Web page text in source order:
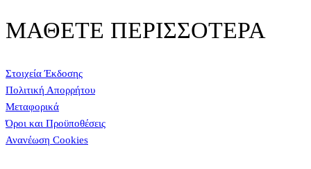
ΜΑΘΕΤΕ ΠΕΡΙΣΣΟΤΕΡΑ
Στοιχεία Έκδοσης
Πολιτική Απορρήτου
Μεταφορικά
Όροι και Προϋποθέσεις
Ανανέωση Cookies